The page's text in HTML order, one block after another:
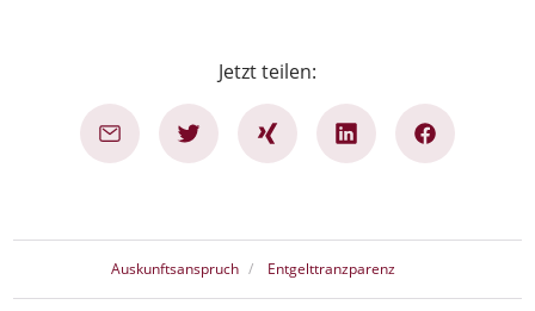
Jetzt teilen:
Auskunftsanspruch Entgelttranzparenz